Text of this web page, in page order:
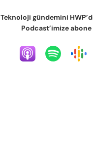
Teknoloji gündemini
Podcast’imize